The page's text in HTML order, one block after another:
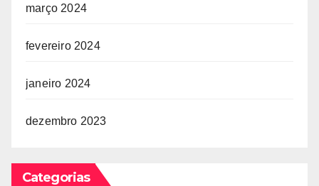
março 2024
fevereiro 2024
janeiro 2024
dezembro 2023
Categorias